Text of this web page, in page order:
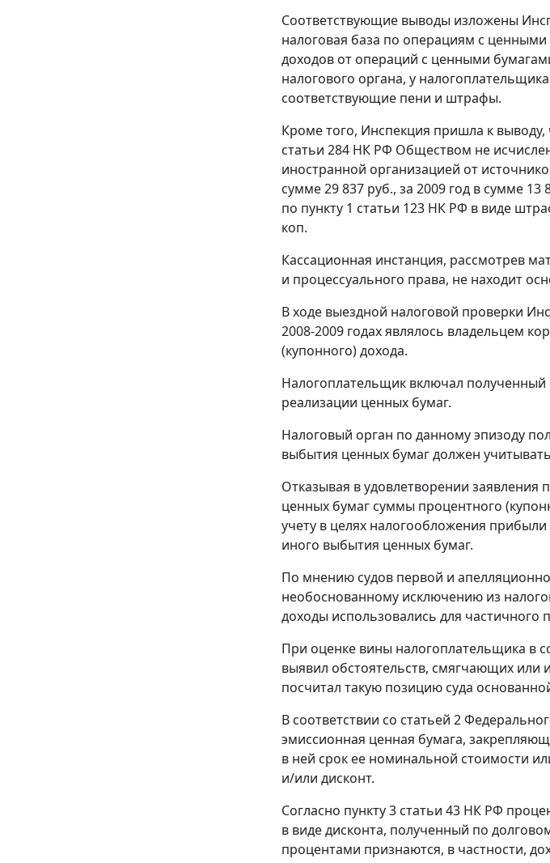
Соответствующие выводы изложены
налоговая база по операциям с
доходов от операций с ценными
налогового органа, у
соответствующие пени и штрафы.
Кроме того, Инспекция пришла к
статьи 284 НК РФ Обществом не
иностранной организацией от
сумме 29 837 руб., за 2009 год в сумме
по пункту 1 статьи 123 НК РФ в виде
коп.
Кассационная инстанция, рассмотрев
и процессуального права, не находит
В ходе выездной налоговой проверки
2008-2009 годах являлось владельцем
(купонного) дохода.
Налогоплательщик включал полученный
реализации ценных бумаг.
Налоговый орган по данному эпизоду
выбытия ценных бумаг должен
Отказывая в удовлетворении
ценных бумаг суммы процентного
учету в целях налогообложения
иного выбытия ценных бумаг.
По мнению судов первой и
необоснованному исключению из
доходы использовались для
При оценке вины налогоплательщика в
выявил обстоятельств, смягчающих или
посчитал такую позицию суда
В соответствии со статьей 2
эмиссионная ценная бумага,
в ней срок ее номинальной стоимости
и/или дисконт.
Согласно пункту 3 статьи 43 НК РФ
в виде дисконта, полученный по
процентами признаются, в частности,